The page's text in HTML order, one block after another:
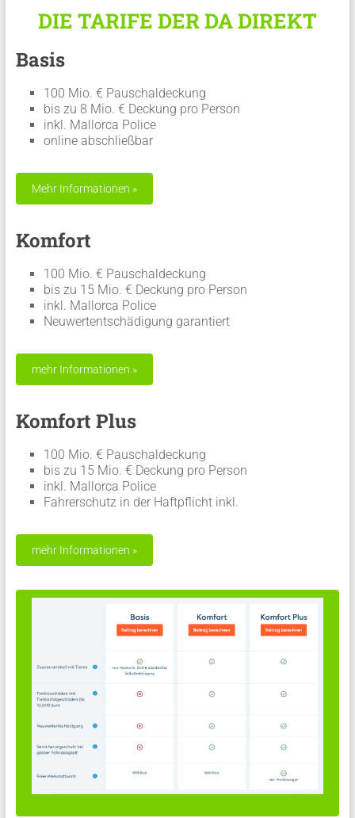
DIE TARIFE DER DA DIREKT
Basis
100 Mio. € Pauschaldeckung
bis zu 8 Mio. € Deckung pro Person
inkl. Mallorca Police
online abschließbar
Komfort
100 Mio. € Pauschaldeckung
bis zu 15 Mio. € Deckung pro Person
inkl. Mallorca Police
Neuwertentschädigung garantiert
Komfort Plus
100 Mio. € Pauschaldeckung
bis zu 15 Mio. € Deckung pro Person
inkl. Mallorca Police
Fahrerschutz in der Haftpflicht inkl.